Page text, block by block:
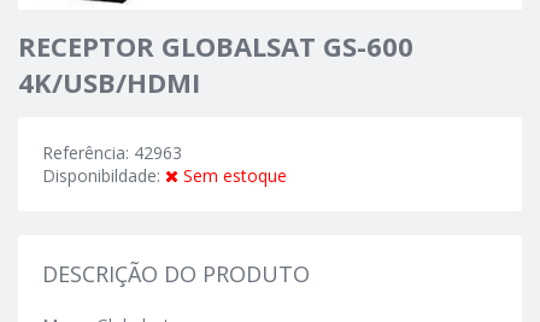
RECEPTOR GLOBALSAT GS-600
4K/USB/HDMI
Referência: 42963
Disponibildade:
Sem estoque
DESCRIÇÃO DO PRODUTO